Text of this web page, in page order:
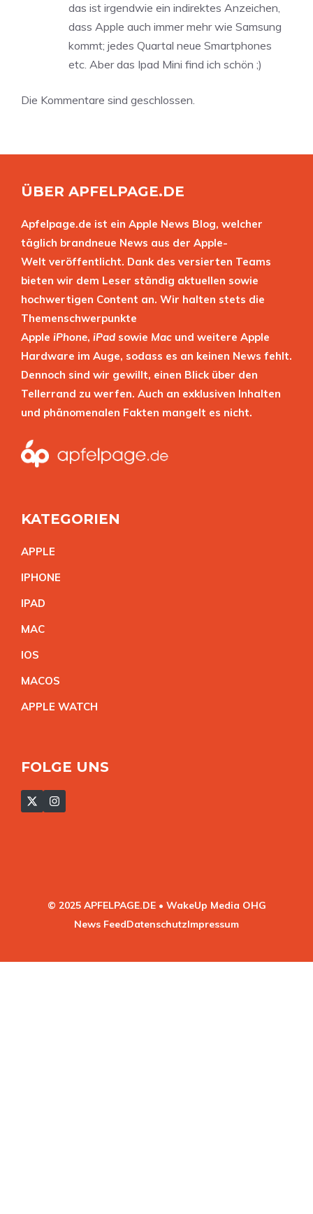
das ist irgendwie ein indirektes Anzeichen,
dass Apple auch immer mehr wie Samsung
kommt; jedes Quartal neue Smartphones
etc. Aber das Ipad Mini find ich schön ;)
Die Kommentare sind geschlossen.
ÜBER APFELPAGE.DE
Apfelpage.de ist ein Apple News Blog, welcher
täglich brandneue News aus der Apple-
Welt veröffentlicht. Dank des versierten Teams
bieten wir dem Leser ständig aktuellen sowie
hochwertigen Content an. Wir halten stets die
Themenschwerpunkte
Apple iPhone, iPad sowie Mac und weitere Apple
Hardware im Auge, sodass es an keinen News fehlt.
Dennoch sind wir gewillt, einen Blick über den
Tellerrand zu werfen. Auch an exklusiven Inhalten
und phänomenalen Fakten mangelt es nicht.
KATEGORIEN
APPLE
IPHONE
IPAD
MAC
IOS
MACOS
APPLE WATCH
FOLGE UNS
© 2025 APFELPAGE.DE • WakeUp Media OHG
News FeedDatenschutzImpressum